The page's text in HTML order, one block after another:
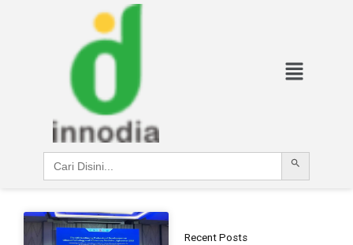
Search
for:
Search Button
Recent Posts